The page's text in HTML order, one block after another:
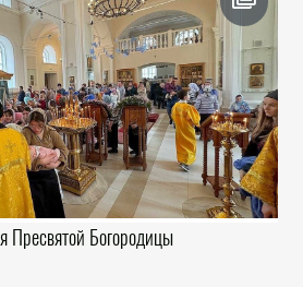
Пресвятой Богородицы